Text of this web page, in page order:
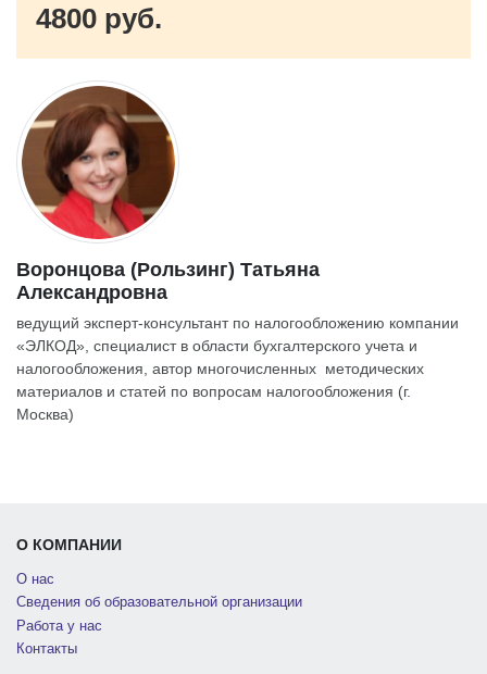
Воронцова (Рользинг) Татьяна
Александровна
ведущий эксперт-консультант по налогообложению компании
«ЭЛКОД», специалист в области бухгалтерского учета и
налогообложения, автор многочисленных методических
материалов и статей по вопросам налогообложения (г.
Москва)
4800 руб.
О КОМПАНИИ
О нас
Сведения об образовательной организации
Работа у нас
Контакты